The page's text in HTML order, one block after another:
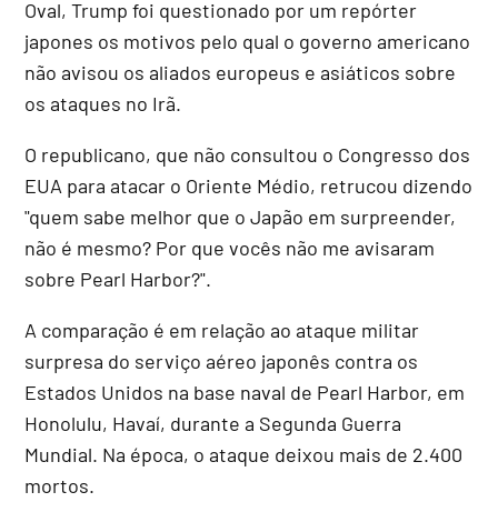
Oval, Trump foi questionado por um repórter
japones os motivos pelo qual o governo americano
não avisou os aliados europeus e asiáticos sobre
os ataques no Irã.
O republicano, que não consultou o Congresso dos
EUA para atacar o Oriente Médio, retrucou dizendo
"quem sabe melhor que o Japão em surpreender,
não é mesmo? Por que vocês não me avisaram
sobre Pearl Harbor?".
A comparação é em relação ao ataque militar
surpresa do serviço aéreo japonês contra os
Estados Unidos na base naval de Pearl Harbor, em
Honolulu, Havaí, durante a Segunda Guerra
Mundial. Na época, o ataque deixou mais de 2.400
mortos.